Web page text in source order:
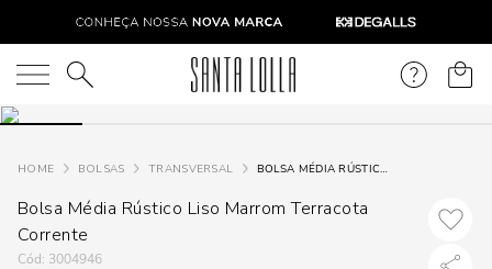
O que você está procurando?
BOLSAS TRANSVERSAL BOLSA MÉDIA RÚSTICO LISO MARROM TERRACOTA CORRENTE
Bolsa Média Rústico Liso Marrom Terracota
Corrente
: 3004946